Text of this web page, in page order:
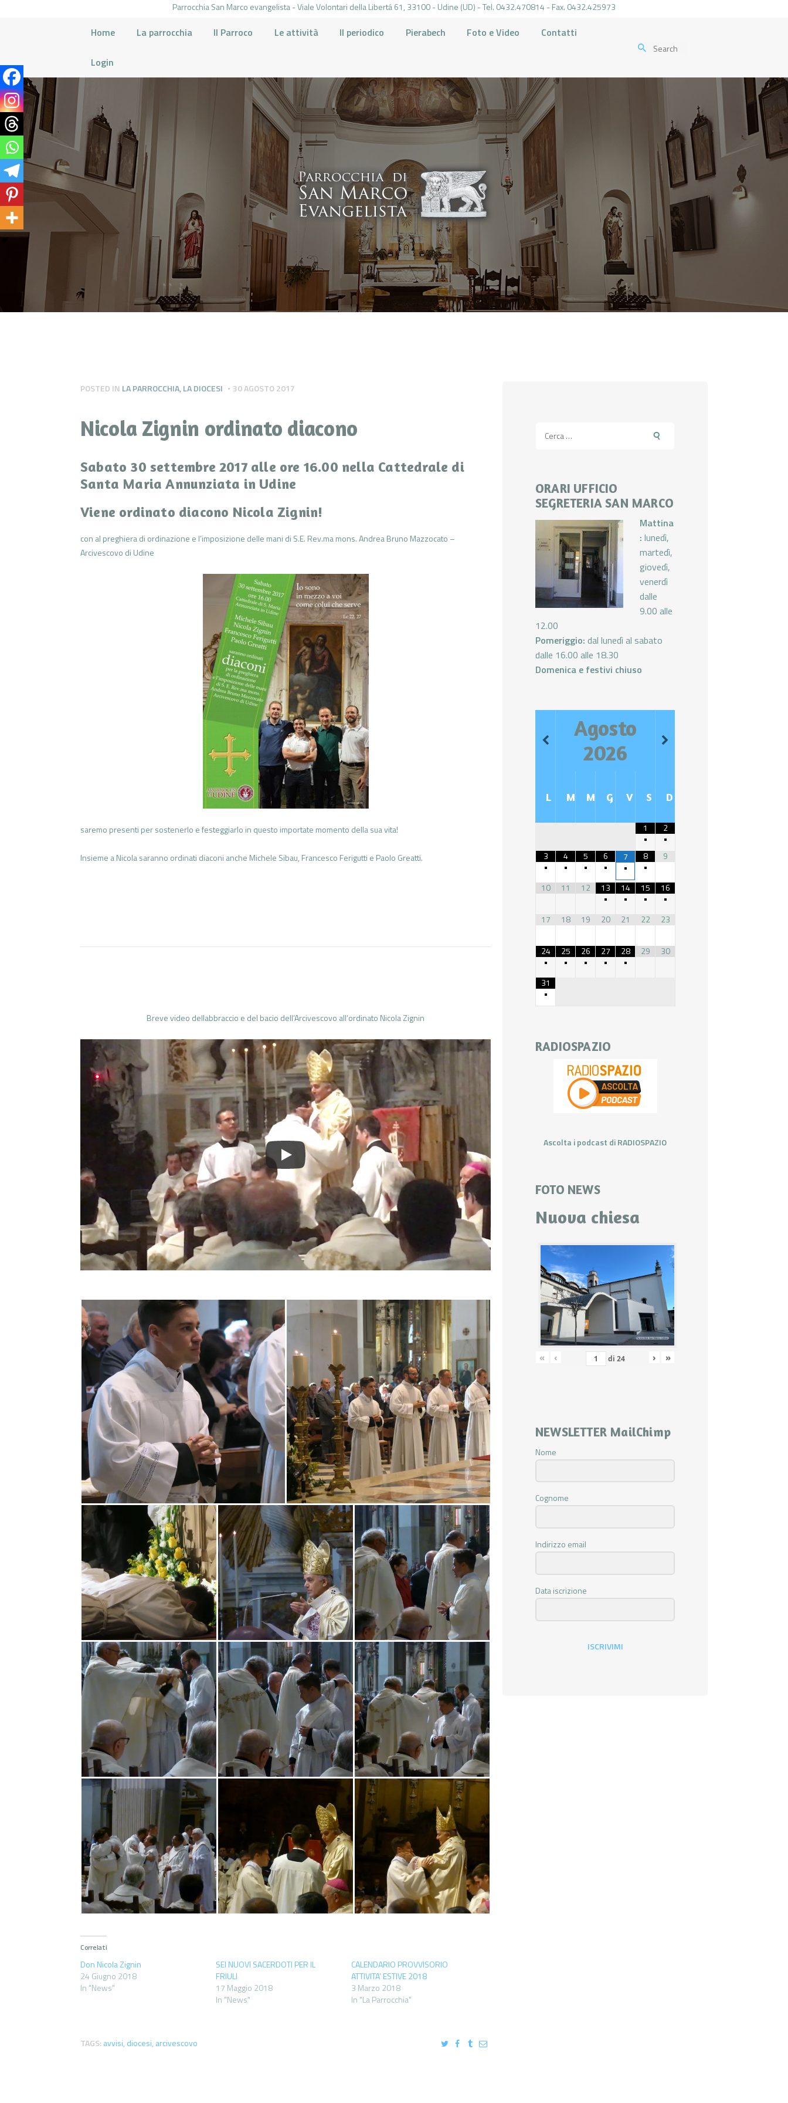
Parrocchia San Marco evangelista - Viale Volontari della Libertá 61, 33100 - Udine (UD) - Tel. 0432.470814 - Fax. 0432.425973
Home La parrocchia Il Parroco Le attività Il periodico Pierabech Foto e Video Contatti
Login
HOME
LA PARROCCHIA
IL PARROCO
LE ATTIVITÀ
IL PERIODICO
PIERABECH
FOTO E VIDEO
CONTATTI
POSTED IN LA PARROCCHIA,LA DIOCESI 30 AGOSTO 2017
Nicola Zignin ordinato diacono
Sabato 30 settembre 2017 alle ore 16.00 nella Cattedrale di
Santa Maria Annunziata in Udine
Viene ordinato diacono Nicola Zignin!
con al preghiera di ordinazione e l’imposizione delle mani di S.E. Rev.ma mons. Andrea Bruno Mazzocato –
Arcivescovo di Udine
saremo presenti per sostenerlo e festeggiarlo in questo importate momento della sua vita!
Insieme a Nicola saranno ordinati diaconi anche Michele Sibau, Francesco Ferigutti e Paolo Greatti.
Breve video dellabbraccio e del bacio dell’Arcivescovo all’ordinato Nicola Zignin
Correlati
Don Nicola Zignin
24 Giugno 2018
In "News"
SEI NUOVI SACERDOTI PER IL
FRIULI
17 Maggio 2018
In "News"
CALENDARIO PROVVISORIO
ATTIVITA’ ESTIVE 2018
3 Marzo 2018
In "La Parrocchia"
TAGS:avvisi, diocesi, arcivescovo
per:
ORARI UFFICIO
SEGRETERIA SAN MARCO
Mattina
: lunedì,
martedì,
giovedì,
venerdì
dalle
9.00 alle
12.00
Pomeriggio: dal lunedì al sabato
dalle 16.00 alle 18.30
Domenica e festivi chiuso
Agosto
2026
L M M G V S D
1
•
2
•
3
•
4
•
5
•
6
•
7
•
8
•
9
10 11 12
13
•
14
•
15
•
16
•
17
18 19 20 21 22 23
24
•
25
•
26
•
27
•
28
•
29 30
31
•
RADIOSPAZIO
Ascolta i podcast di RADIOSPAZIO
FOTO NEWS
Nuova chiesa
« ‹ di 24 › »
NEWSLETTER MailChimp
Nome
Cognome
Indirizzo email
Data iscrizione
ISCRIVIMI